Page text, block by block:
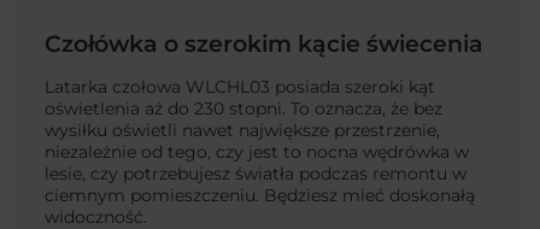
Czołówka o szerokim kącie świecenia
Latarka czołowa WLCHL03 posiada szeroki kąt
oświetlenia aż do 230 stopni. To oznacza, że bez
wysiłku oświetli nawet największe przestrzenie,
niezależnie od tego, czy jest to nocna wędrówka w
lesie, czy potrzebujesz światła podczas remontu w
ciemnym pomieszczeniu. Będziesz mieć doskonałą
widoczność.